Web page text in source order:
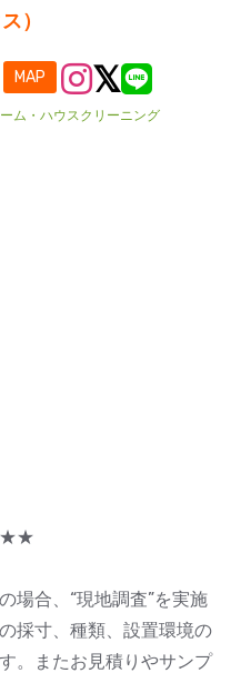
）
MAP
ム・ハウスクリーニング
場合、“現地調査”を実施
採寸、種類、設置環境の
。またお見積りやサンプ